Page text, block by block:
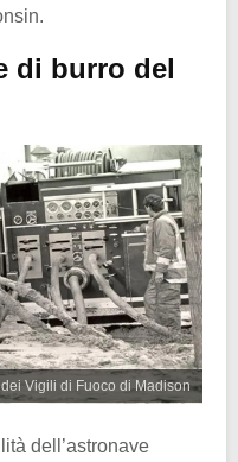
di burro del
Vigili di Fuoco di Madison
dell’astronave